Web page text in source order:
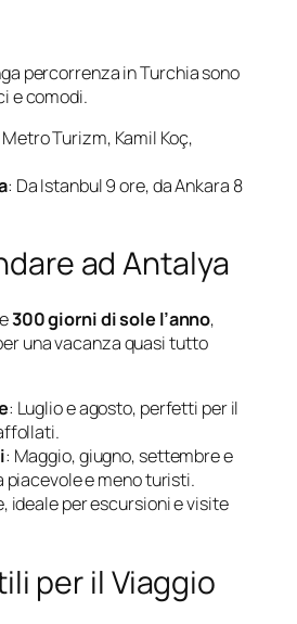
percorrenza in Turchia sono
e comodi.
Turizm, Kamil Koç,
: Da Istanbul 9 ore, da Ankara 8
ad Antalya
300 giorni di sole l’anno,
una vacanza quasi tutto
: Luglio e agosto, perfetti per il
: Maggio, giugno, settembre e
e meno turisti.
ideale per escursioni e visite
per il Viaggio